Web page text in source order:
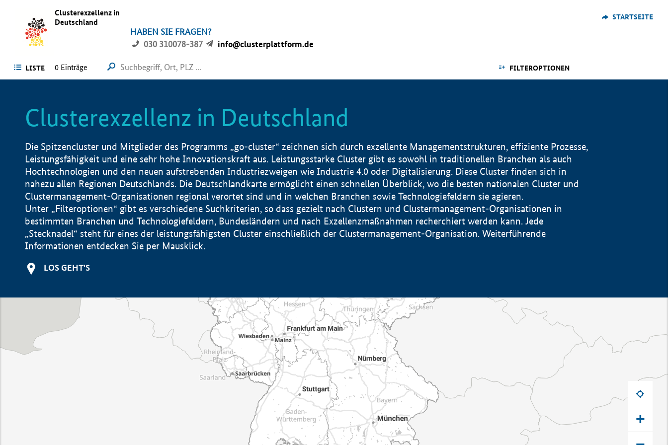
Clusterexzellenz in
Deutschland
HABEN SIE FRAGEN?
030 310078-387
info@clusterplattform.de
STARTSEITE
LISTE FILTEROPTIONEN
0 Einträge
Clusterexzellenz in Deutschland
Die Spitzencluster und Mitglieder des Programms „go-cluster“ zeichnen sich durch exzellente Managementstrukturen, effiziente Prozesse,
Leistungsfähigkeit und eine sehr hohe Innovationskraft aus. Leistungsstarke Cluster gibt es sowohl in traditionellen Branchen als auch
Hochtechnologien und den neuen aufstrebenden Industriezweigen wie Industrie 4.0 oder Digitalisierung. Diese Cluster finden sich in
nahezu allen Regionen Deutschlands. Die Deutschlandkarte ermöglicht einen schnellen Überblick, wo die besten nationalen Cluster und
Clustermanagement-Organisationen regional verortet sind und in welchen Branchen sowie Technologiefeldern sie agieren.
Unter „Filteroptionen“ gibt es verschiedene Suchkriterien, so dass gezielt nach Clustern und Clustermanagement-Organisationen in
bestimmten Branchen und Technologiefeldern, Bundesländern und nach Exzellenzmaßnahmen recherchiert werden kann. Jede
„Stecknadel“ steht für eines der leistungsfähigsten Cluster einschließlich der Clustermanagement-Organisation. Weiterführende
Informationen entdecken Sie per Mausklick.
LOS GEHT'S
+